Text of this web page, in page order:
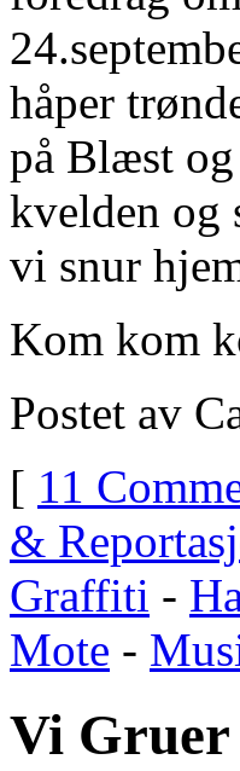
håper
på Blæst og
kvelden og
vi snur
Kom kom
Postet av
[ 11
&
Graffiti -
Mote -
Vi Gruer